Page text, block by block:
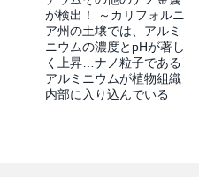
が検出！ ～カリフォルニ
ア州の土壌では、アルミ
ニウムの濃度とpHが著し
く上昇…ナノ粒子である
アルミニウムが植物組織
内部に入り込んでいる